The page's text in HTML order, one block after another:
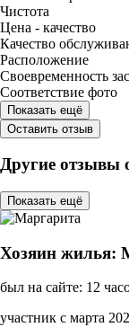
Чистота
Цена - качество
Качество
Расположение
Своевременность
Соответствие фото
Показать ещё
Оставить отзыв
Другие отзывы
Показать ещё
Хозяин жилья:
был на сайте: 12
участник с марта